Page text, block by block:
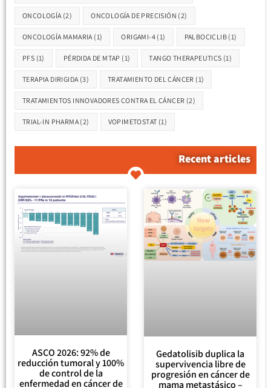
ONCOLOGÍA(2) ONCOLOGÍA DE PRECISIÓN (2)
ONCOLOGÍA MAMARIA(1) ORIGAMI-4 (1) PALBOCICLIB (1)
PFS (1) PÉRDIDA DE MTAP (1) TANGO THERAPEUTICS (1)
TERAPIA DIRIGIDA(3) TRATAMIENTO DEL CÁNCER (1)
TRATAMIENTOS INNOVADORES CONTRA EL CÁNCER (2)
TRIAL-IN PHARMA(2) VOPIMETOSTAT (1)
Recent articles
ASCO 2026: 92% de
reducción tumoral y 100%
de control de la
enfermedad en cáncer de
Gedatolisib duplica la
supervivencia libre de
progresión en cáncer de
mama metastásico –